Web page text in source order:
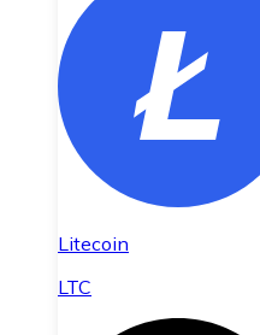
Litecoin
LTC